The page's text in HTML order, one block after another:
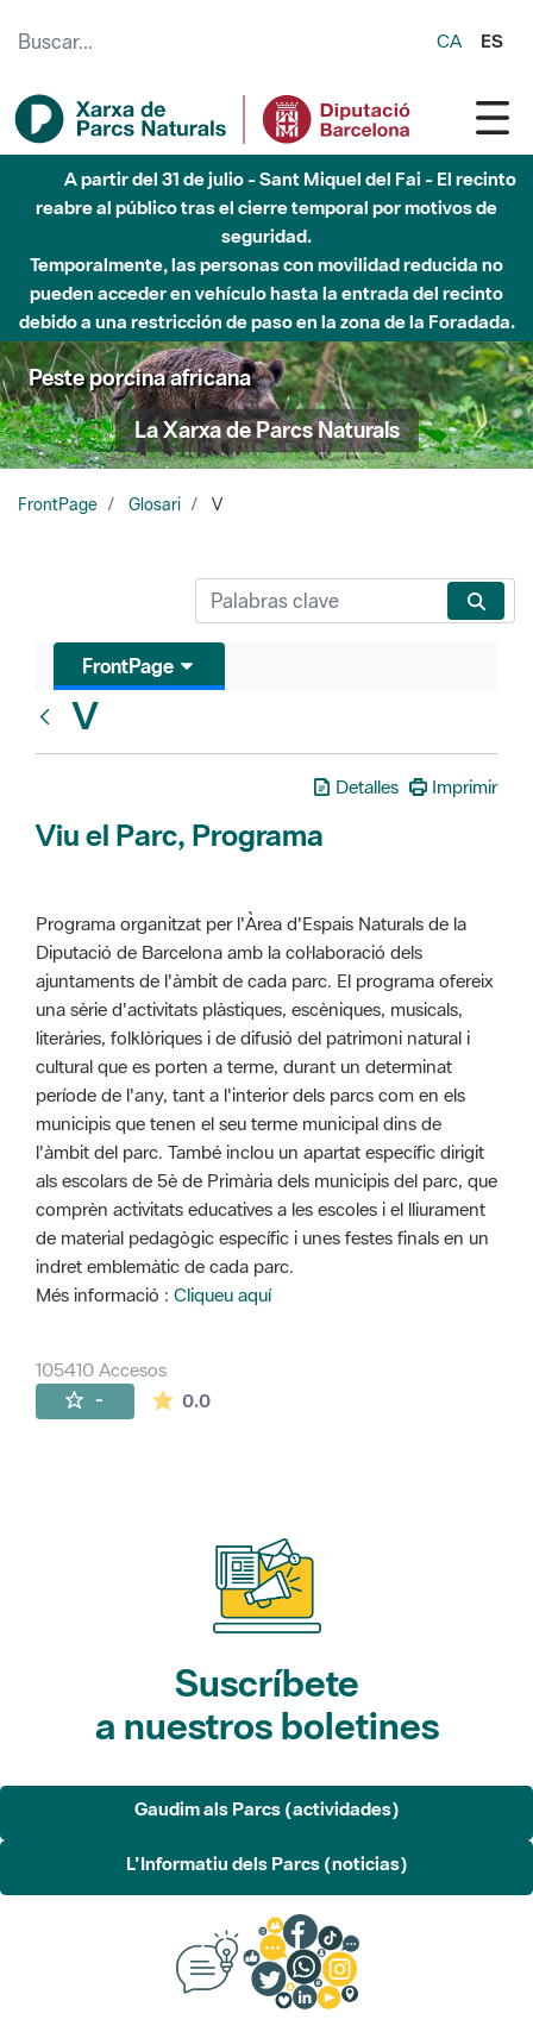
CA ES
A partir del 31 de julio - Sant Miquel del Fai - El recinto
reabre al público tras el cierre temporal por motivos de
seguridad.
Temporalmente, las personas con movilidad reducida no
pueden acceder en vehículo hasta la entrada del recinto
debido a una restricción de paso en la zona de la Foradada.
Peste porcina africana
La Xarxa de Parcs Naturals
FrontPage Glosari V
FrontPage
V
Detalles Imprimir
Viu el Parc, Programa
Programa organitzat per l'Àrea d'Espais Naturals de la
Diputació de Barcelona amb la col·laboració dels
ajuntaments de l'àmbit de cada parc. El programa ofereix
una sèrie d'activitats plàstiques, escèniques, musicals,
literàries, folklòriques i de difusió del patrimoni natural i
cultural que es porten a terme, durant un determinat
període de l'any, tant a l'interior dels parcs com en els
municipis que tenen el seu terme municipal dins de
l'àmbit del parc. També inclou un apartat específic dirigit
als escolars de 5è de Primària dels municipis del parc, que
comprèn activitats educatives a les escoles i el lliurament
de material pedagògic específic i unes festes finals en un
indret emblemàtic de cada parc.
Més informació : Cliqueu aquí
105410 Accesos
- 0.0La valoración media es de 0 estrellas de
Suscríbete
a nuestros boletines
Gaudim als Parcs (actividades)
L'Informatiu dels Parcs (noticias)